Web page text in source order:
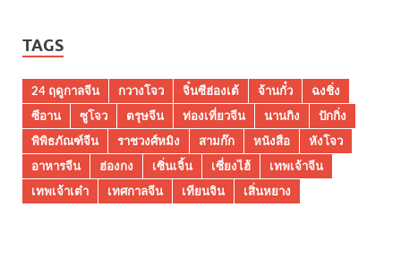
TAGS
24 ฤดูกาลจีน กวางโจว จิ๋นซีฮ่องเต้ จ้านกั๋ว
ฉงชิ่ง
ซีอาน
ซูโจว ตรุษจีน ท่องเที่ยวจีน นานกิง
ปักกิ่ง
พิพิธภัณฑ์จีน
ราชวงศ์หมิง สามก๊ก หนังสือ
หังโจว
อาหารจีน
ฮ่องกง เซิ่นเจิ้น เซี่ยงไฮ้
เทพเจ้าจีน
เทพเจ้าเต๋า
เทศกาลจีน เทียนจิน เสิ่นหยาง